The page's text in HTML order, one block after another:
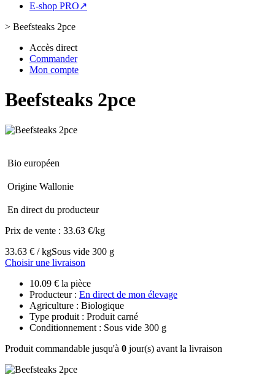
E-shop PRO↗
> Beefsteaks 2pce
Accès direct
Commander
Mon compte
Beefsteaks 2pce
Bio européen
Origine Wallonie
En direct du producteur
Prix de vente : 33.63 €/kg
33.63 € / kgSous vide 300 g
Choisir une livraison
10.09 € la pièce
Producteur : En direct de mon élevage
Agriculture : Biologique
Type produit : Produit carné
Conditionnement : Sous vide 300 g
Produit commandable jusqu'à 0 jour(s) avant la livraison